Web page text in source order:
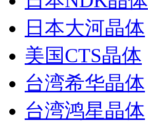
日本大河晶体
美国CTS晶体
台湾希华晶体
台湾鸿星晶体